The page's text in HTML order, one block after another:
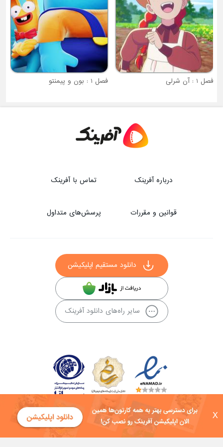
X
فصل 1 : آن شرلی فصل 1 : بون و پیمنتو
درباره آفرینک تماس با آفرینک
قوانین و مقررات پرسش‌های متداول
دانلود مستقیم اپلیکیشن
سایر راه‌های دانلود آفرینک
کلیه حقوق این سایت به شرکت توسعه فناوی هفت آسمان توکان تعلق دارد و